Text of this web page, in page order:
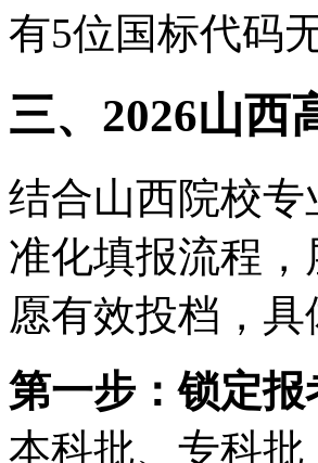
有5位国标代码
三、2026山西
结合山西院校
准化填报流程
愿有效投档，
第一步：锁定
本科批、专科